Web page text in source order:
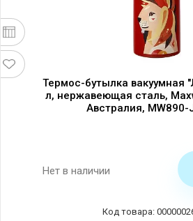
Термос-бутылка вакуумная
л, нержавеющая сталь,
Австралия, MW890-
Нет в наличии